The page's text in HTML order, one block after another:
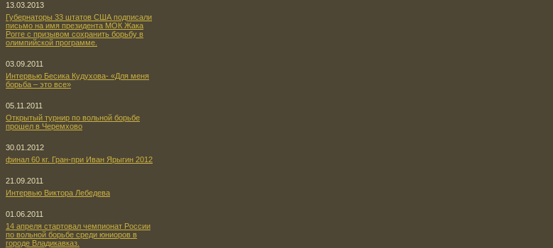
13.03.2013
Губернаторы 33 штатов США подписали
письмо на имя президента МОК Жака
Рогге с призывом сохранить борьбу в
олимпийской программе.
03.09.2011
Интервью Бесика Кудухова- «Для меня
борьба – это все»
05.11.2011
Открытый турнир по вольной борьбе
прошел в Черемхово
30.01.2012
финал 60 кг. Гран-при Иван Ярыгин 2012
21.09.2011
Интервью Виктора Лебедева
01.06.2011
14 апреля стартовал чемпионат России
по вольной борьбе среди юниоров в
городе Владикавказ.